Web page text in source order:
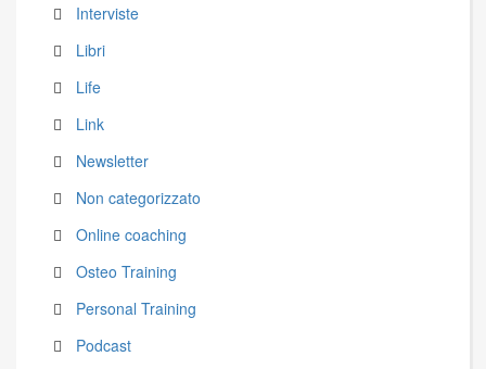
Interviste
Libri
Life
Link
Newsletter
Non categorizzato
Online coaching
Osteo Training
Personal Training
Podcast